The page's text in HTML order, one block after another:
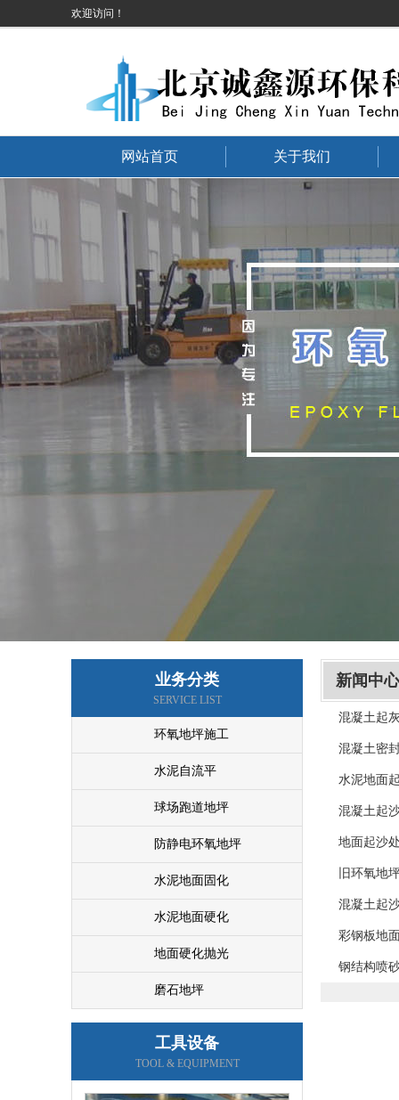
欢迎访问！
网站首页 关于我们
新闻中心
混凝土起
混凝土密
水泥地面
混凝土起
地面起沙
旧环氧地
混凝土起
彩钢板地
钢结构喷
业务分类
SERVICE LIST
环氧地坪施工
水泥自流平
球场跑道地坪
防静电环氧地坪
水泥地面固化
水泥地面硬化
地面硬化抛光
磨石地坪
工具设备
TOOL & EQUIPMENT
地面硬化服务
地面硬化服务
地面硬化
车库车位画线
车位画线